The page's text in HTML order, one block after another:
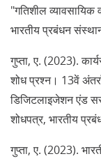
"गतिशील
भारतीय प्रबंधन
गुप्ता, ए. (2023).
शोध प्रश्न। 13वें
डिजिटलाइजेशन एंड
शोधपत्र, भारतीय
गुप्ता, ए. (2023).